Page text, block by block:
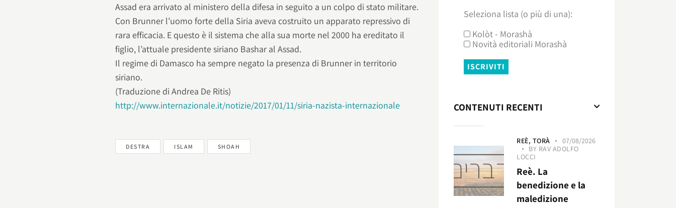
Assad era arrivato al ministero della difesa in seguito a un colpo di stato militare.
Con Brunner l’uomo forte della Siria aveva costruito un apparato repressivo di
rara efficacia. E questo è il sistema che alla sua morte nel 2000 ha ereditato il
figlio, l’attuale presidente siriano Bashar al Assad.
Il regime di Damasco ha sempre negato la presenza di Brunner in territorio
siriano.
(Traduzione di Andrea De Ritis)
http://www.internazionale.it/notizie/2017/01/11/siria-nazista-internazionale
DESTRA ISLAM SHOAH
Seleziona lista (o più di una):
Kolòt - Morashà
Novità editoriali Morashà
CONTENUTI RECENTI
REÈ, TORÀ
07/08/2026
BY RAV ADOLFO
LOCCI
Reè. La
benedizione e la
maledizione